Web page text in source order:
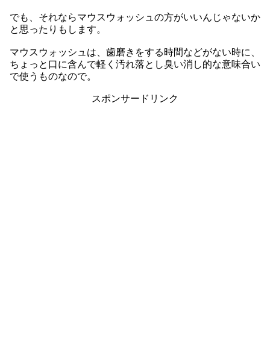
でも、それならマウスウォッシュの方がいいんじゃないか
と思ったりもします。
マウスウォッシュは、歯磨きをする時間などがない時に、
ちょっと口に含んで軽く汚れ落とし臭い消し的な意味合い
で使うものなので。
スポンサードリンク